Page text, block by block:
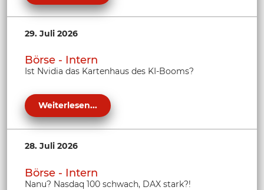
29. Juli 2026
Börse - Intern
Ist Nvidia das Kartenhaus des KI-Booms?
Weiterlesen...
28. Juli 2026
Börse - Intern
Nanu? Nasdaq 100 schwach, DAX stark?!